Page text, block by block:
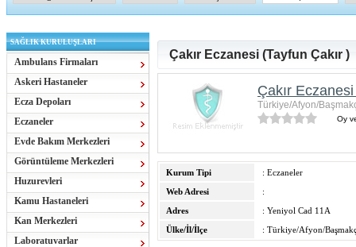
SAĞLIK KURULUŞLARI
Ambulans Firmaları
Askeri Hastaneler
Ecza Depoları
Eczaneler
Evde Bakım Merkezleri
Görüntüleme Merkezleri
Huzurevleri
Kamu Hastaneleri
Kan Merkezleri
Laboratuvarlar
Çakır Eczanesi (Tayfun Çakır )
Çakır
Türkiye/Afyon/
Oy
Kurum Tipi
: Eczaneler
Web Adresi
:
Adres
: Yeniyol Cad 11A
Ülke/İl/İlçe
: Türkiye/Afyon/